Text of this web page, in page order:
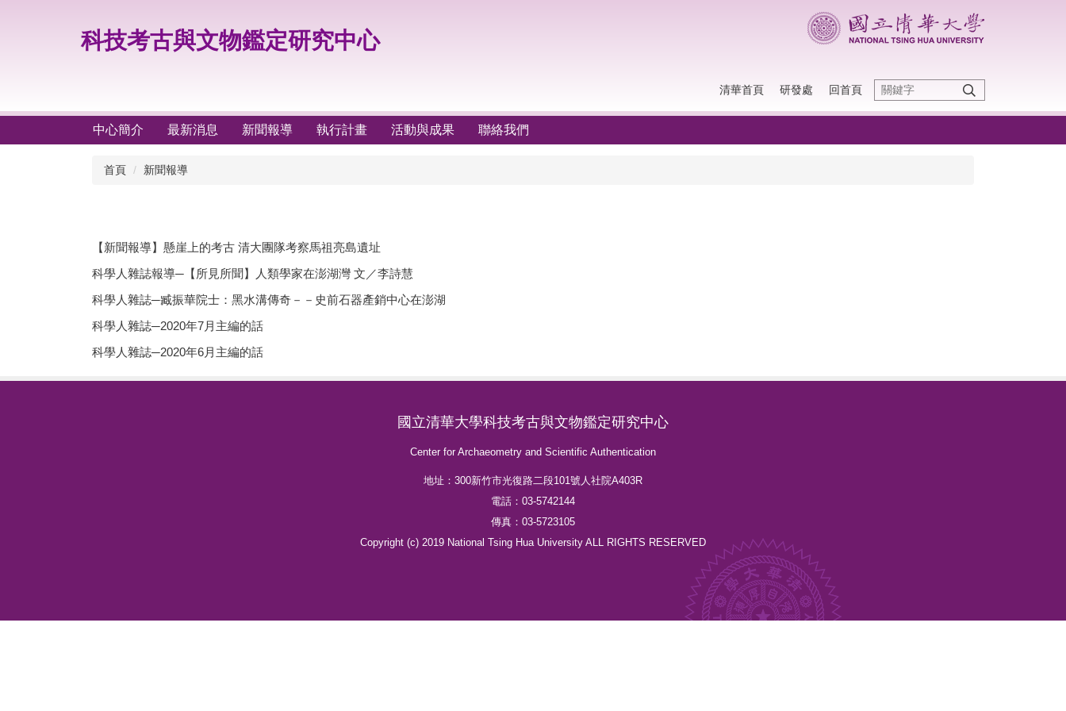
區
科技考古與文物鑑定研究中心
清華首頁 研發處 回首頁
中心簡介 最新消息 新聞報導 執行計畫 活動與成果 聯絡我們
首頁 新聞報導
【新聞報導】懸崖上的考古 清大團隊考察馬祖亮島遺址
科學人雜誌報導─【所見所聞】人類學家在澎湖灣 文／李詩慧
科學人雜誌─臧振華院士：黑水溝傳奇－－史前石器產銷中心在澎湖
科學人雜誌─2020年7月主編的話
科學人雜誌─2020年6月主編的話
國立清華大學科技考古與文物鑑定研究中心
Center for Archaeometry and Scientific Authentication
地址：300新竹市光復路二段101號人社院A403R
電話：03-5742144
傳真：03-5723105
Copyright (c) 2019 National Tsing Hua University ALL RIGHTS RESERVED